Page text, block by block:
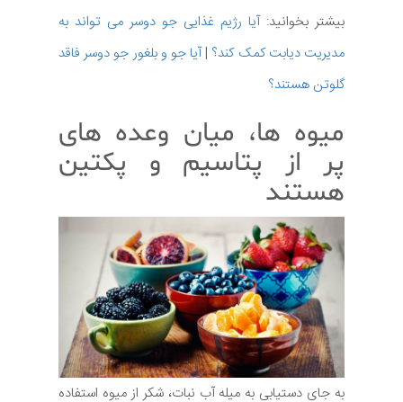
بیشتر بخوانید:آیا رژیم غذایی جو دوسر می تواند به
مدیریت دیابت کمک کند؟ |آیا جو و بلغور جو دوسر فاقد
گلوتن هستند؟
میوه ها، میان وعده های
پر از پتاسیم و پکتین
هستند
به جای دستیابی به میله آب نبات، شکر از میوه استفاده